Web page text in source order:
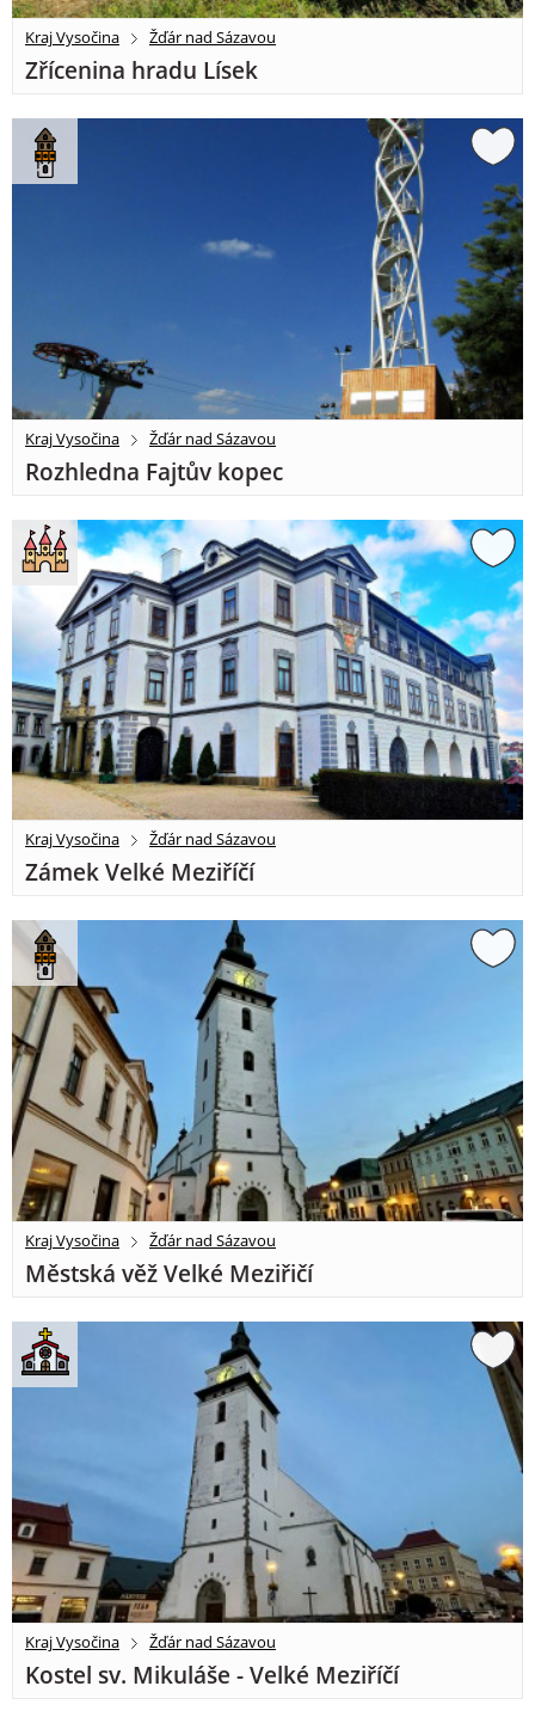
Kraj Vysočina Žďár nad Sázavou
Zřícenina hradu Lísek
Kraj Vysočina Žďár nad Sázavou
Rozhledna Fajtův kopec
Kraj Vysočina Žďár nad Sázavou
Zámek Velké Meziříčí
Kraj Vysočina Žďár nad Sázavou
Městská věž Velké Meziřičí
Kraj Vysočina Žďár nad Sázavou
Kostel sv. Mikuláše - Velké Meziříčí